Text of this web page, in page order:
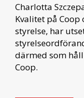
Charlotta
Kvalitet på Coop
styrelse, har
därmed som
Coop.